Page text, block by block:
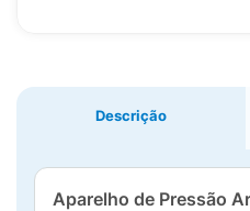
Descrição
Aparelho de Pressão